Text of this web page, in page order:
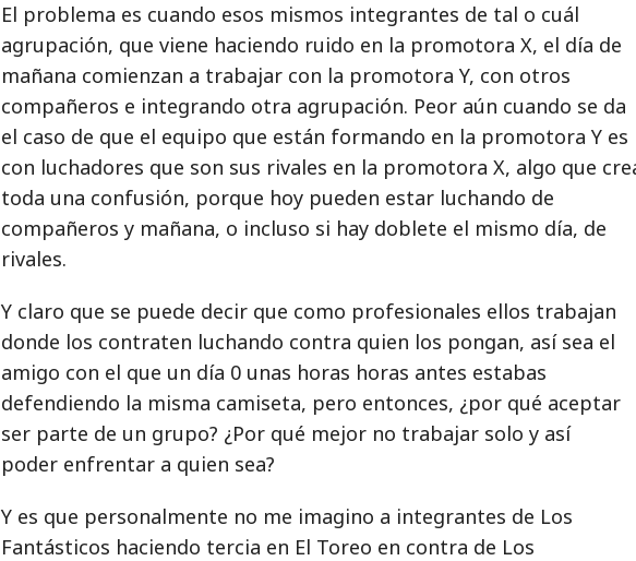
El problema es cuando esos mismos integrantes de tal o cuál
agrupación, que viene haciendo ruido en la promotora X, el día de
mañana comienzan a trabajar con la promotora Y, con otros
compañeros e integrando otra agrupación. Peor aún cuando se da
el caso de que el equipo que están formando en la promotora Y es
con luchadores que son sus rivales en la promotora X, algo que
toda una confusión, porque hoy pueden estar luchando de
compañeros y mañana, o incluso si hay doblete el mismo día, de
rivales.
Y claro que se puede decir que como profesionales ellos trabajan
donde los contraten luchando contra quien los pongan, así sea el
amigo con el que un día 0 unas horas horas antes estabas
defendiendo la misma camiseta, pero entonces, ¿por qué aceptar
ser parte de un grupo? ¿Por qué mejor no trabajar solo y así
poder enfrentar a quien sea?
Y es que personalmente no me imagino a integrantes de Los
Fantásticos haciendo tercia en El Toreo en contra de Los